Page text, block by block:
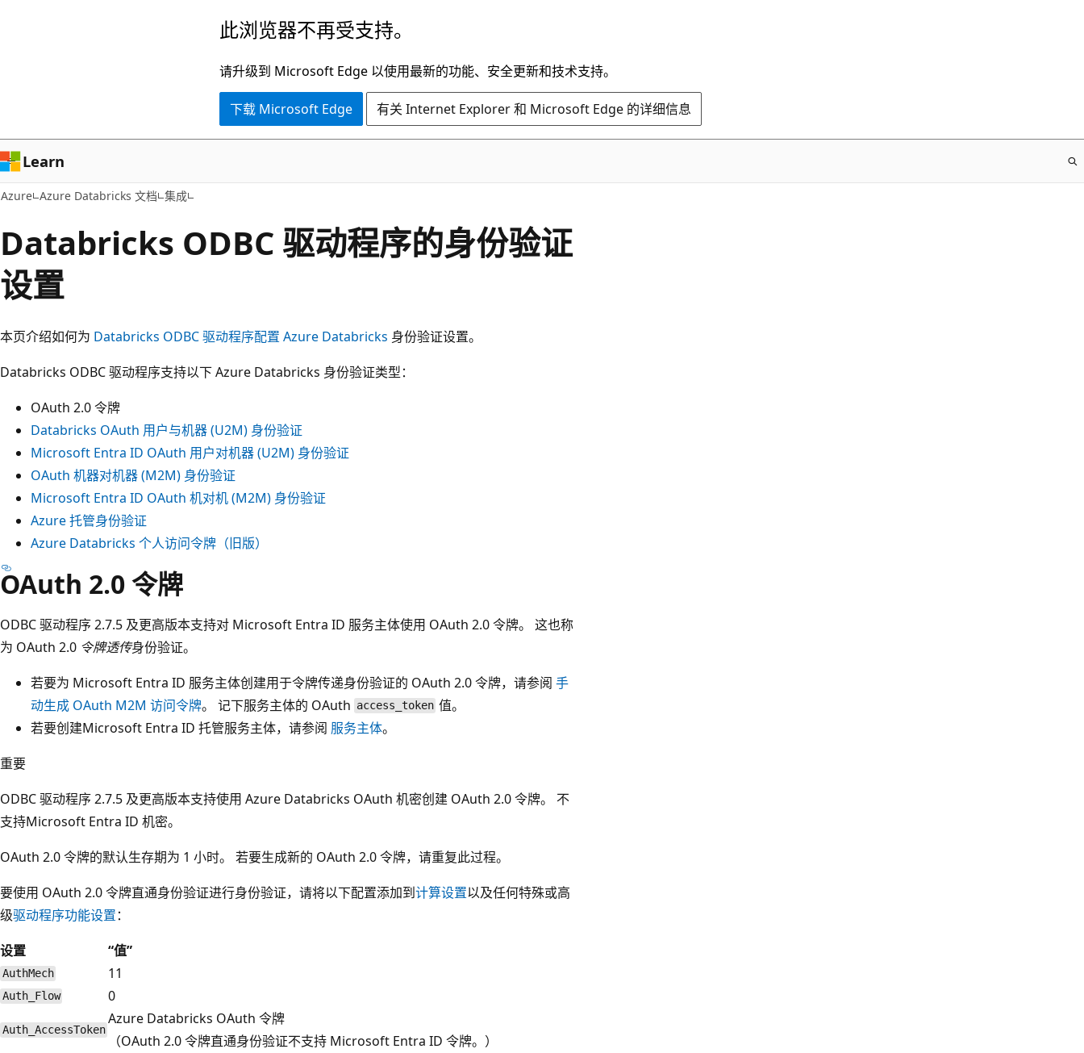
容
此浏览器不再受支持。
请升级到 Microsoft Edge 以使用最新的功能、安全更新和技术支持。
下载 Microsoft Edge 有关 Internet Explorer 和 Microsoft Edge 的详细信息
Learn
Azure Azure Databricks 文档 集成
Databricks ODBC 驱动程序的身份验证
设置
本页介绍如何为 Databricks ODBC 驱动程序配置 Azure Databricks 身份验证设置。
Databricks ODBC 驱动程序支持以下 Azure Databricks 身份验证类型：
OAuth 2.0 令牌
Databricks OAuth 用户与机器 (U2M) 身份验证
Microsoft Entra ID OAuth 用户对机器 (U2M) 身份验证
OAuth 机器对机器 (M2M) 身份验证
Microsoft Entra ID OAuth 机对机 (M2M) 身份验证
Azure 托管身份验证
Azure Databricks 个人访问令牌（旧版）
OAuth 2.0 令牌
ODBC 驱动程序 2.7.5 及更高版本支持对 Microsoft Entra ID 服务主体使用 OAuth 2.0 令牌。 这也称
为 OAuth 2.0 令牌透传身份验证。
若要为 Microsoft Entra ID 服务主体创建用于令牌传递身份验证的 OAuth 2.0 令牌，请参阅 手
动生成 OAuth M2M 访问令牌。 记下服务主体的 OAuth access_token 值。
若要创建Microsoft Entra ID 托管服务主体，请参阅 服务主体。
重要
ODBC 驱动程序 2.7.5 及更高版本支持使用 Azure Databricks OAuth 机密创建 OAuth 2.0 令牌。 不
支持Microsoft Entra ID 机密。
OAuth 2.0 令牌的默认生存期为 1 小时。 若要生成新的 OAuth 2.0 令牌，请重复此过程。
要使用 OAuth 2.0 令牌直通身份验证进行身份验证，请将以下配置添加到计算设置以及任何特殊或高
级驱动程序功能设置：
设置
“值”
AuthMech 11
Auth_Flow 0
Auth_AccessToken
Azure Databricks OAuth 令牌
（OAuth 2.0 令牌直通身份验证不支持 Microsoft Entra ID 令牌。）